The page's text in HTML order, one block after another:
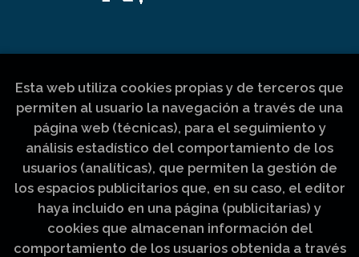
Esta web utiliza cookies propias y de terceros que
permiten al usuario la navegación a través de una
página web (técnicas), para el seguimiento y
análisis estadístico del comportamiento de los
usuarios (analíticas), que permiten la gestión de
los espacios publicitarios que, en su caso, el editor
haya incluido en una página (publicitarias) y
cookies que almacenan información del
comportamiento de los usuarios obtenida a través